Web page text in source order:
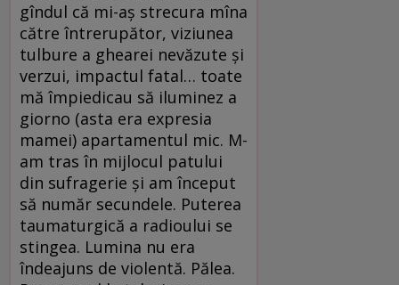
gîndul că mi-aş strecura mîna
către întrerupător, viziunea
tulbure a ghearei nevăzute şi
verzui, impactul fatal… toate
mă împiedicau să iluminez a
giorno (asta era expresia
mamei) apartamentul mic. M-
am tras în mijlocul patului
din sufragerie şi am început
să număr secundele. Puterea
taumaturgică a radioului se
stingea. Lumina nu era
îndeajuns de violentă. Pălea.